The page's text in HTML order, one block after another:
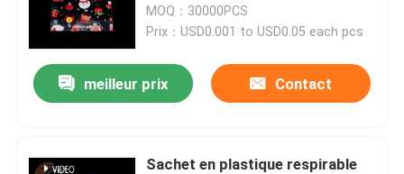
MOQ：30000PCS
Prix：USD0.001 to USD0.05 each pcs
meilleur prix Contact
Sachet en plastique respirable